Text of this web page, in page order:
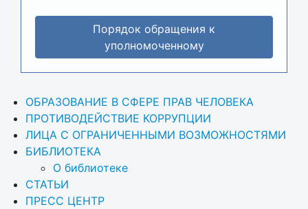
Порядок обращения к
уполномоченному
ОБРАЗОВАНИЕ В СФЕРЕ ПРАВ ЧЕЛОВЕКА
ПРОТИВОДЕЙСТВИЕ КОРРУПЦИИ
ЛИЦА С ОГРАНИЧЕННЫМИ ВОЗМОЖНОСТЯМИ
БИБЛИОТЕКА
О библиотеке
СТАТЬИ
ПРЕСС ЦЕНТР